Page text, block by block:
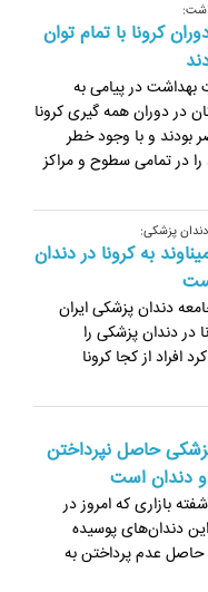
کرونا با تمام توان
بهداشت در پیامی به
در دوران همه گیری کرونا
بودند و با وجود خطر
را در تمامی سطوح و مراکز
پزشکی:
به کرونا در دندان
دندان پزشکی ایران
در دندان پزشکی را
افراد از کجا کرونا
حاصل نپرداختن
دندان است
بازاری که امروز در
دندان‌های پوسیده
حاصل عدم پرداختن به